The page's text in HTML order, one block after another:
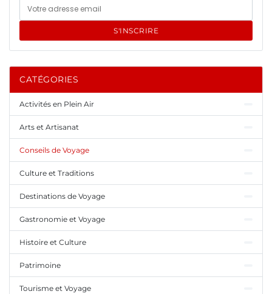
S'INSCRIRE
CATÉGORIES
Activités en Plein Air
Arts et Artisanat
Conseils de Voyage
Culture et Traditions
Destinations de Voyage
Gastronomie et Voyage
Histoire et Culture
Patrimoine
Tourisme et Voyage